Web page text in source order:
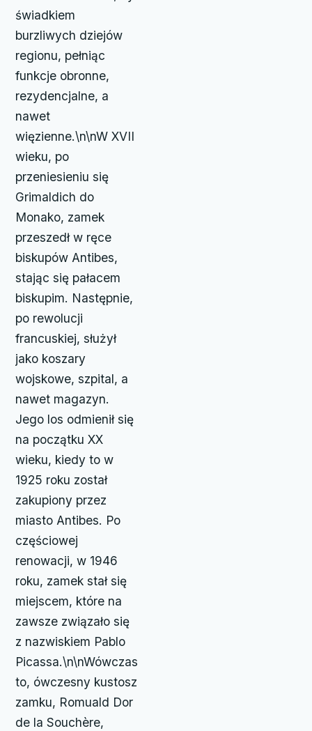
świadkiem
burzliwych dziejów
regionu, pełniąc
funkcje obronne,
rezydencjalne, a
nawet
więzienne.\n\nW XVII
wieku, po
przeniesieniu się
Grimaldich do
Monako, zamek
przeszedł w ręce
biskupów Antibes,
stając się pałacem
biskupim. Następnie,
po rewolucji
francuskiej, służył
jako koszary
wojskowe, szpital, a
nawet magazyn.
Jego los odmienił się
na początku XX
wieku, kiedy to w
1925 roku został
zakupiony przez
miasto Antibes. Po
częściowej
renowacji, w 1946
roku, zamek stał się
miejscem, które na
zawsze związało się
z nazwiskiem Pablo
Picassa.\n\nWówczas
to, ówczesny kustosz
zamku, Romuald Dor
de la Souchère,